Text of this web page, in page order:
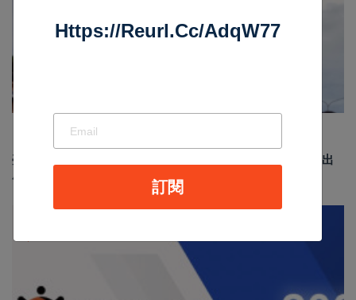
Jun 19 2026
臺南安平龍舟賽結合反賄選宣導 政風處倡議乾淨選舉 划出
Https://reurl.cc/adqW77
訂閱